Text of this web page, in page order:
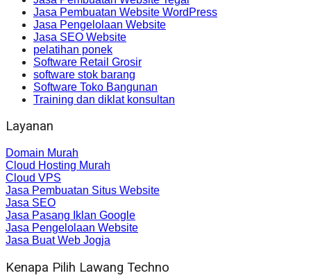
Jasa Pembuatan Website WordPress
Jasa Pengelolaan Website
Jasa SEO Website
pelatihan ponek
Software Retail Grosir
software stok barang
Software Toko Bangunan
Training dan diklat konsultan
Layanan
Domain Murah
Cloud Hosting Murah
Cloud VPS
Jasa Pembuatan Situs Website
Jasa SEO
Jasa Pasang Iklan Google
Jasa Pengelolaan Website
Jasa Buat Web Jogja
Kenapa Pilih Lawang Techno